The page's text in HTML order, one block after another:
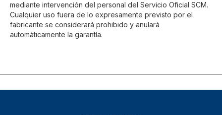
mediante intervención del personal del Servicio Oficial SCM.
Cualquier uso fuera de lo expresamente previsto por el
fabricante se considerará prohibido y anulará
automáticamente la garantía.